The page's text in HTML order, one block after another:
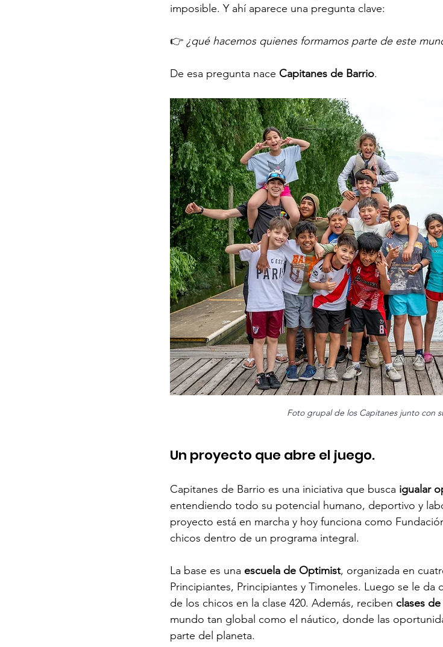
imposible. Y ahí aparece una pregunta clave:
👉 ¿qué hacemos quienes formamos parte de este
De esa pregunta nace Capitanes de Barrio.
Foto grupal de los Capitanes junto con
Un proyecto que abre el juego.
Capitanes de Barrio es una iniciativa que busca igualar
entendiendo todo su potencial humano, deportivo y
proyecto está en marcha y hoy funciona como
chicos dentro de un programa integral.
La base es una escuela de Optimist, organizada en
Principiantes, Principiantes y Timoneles. Luego se le
de los chicos en la clase 420. Además, reciben clases
mundo tan global como el náutico, donde las
parte del planeta.